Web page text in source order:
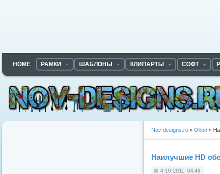
HOME РАМКИ ШАБЛОНЫ КЛИПАРТЫ СОФТ
Nov-designs.ru » Обои »
Наилучшие HD
4-10-2011, 04:46